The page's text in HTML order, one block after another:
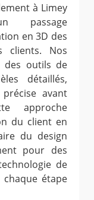
à Limey
passage
en 3D des
clients. Nos
des outils de
détaillés,
avant
approche
du client en
du design
pour des
de
étape